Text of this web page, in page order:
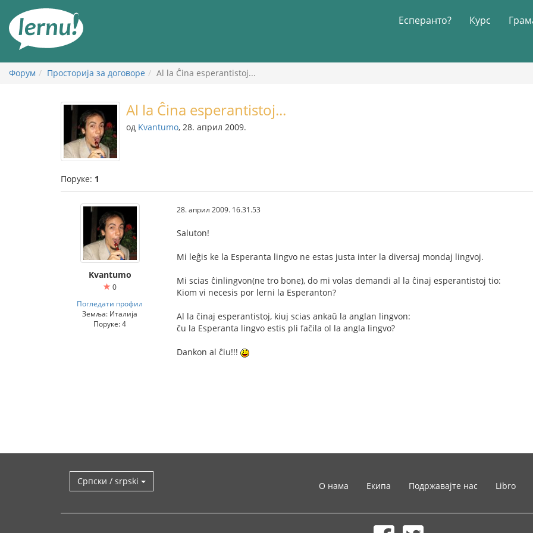
садржају
Есперанто? Курс
Форум Просторија за договоре Al la Ĉina esperantistoj...
Al la Ĉina esperantistoj...
од Kvantumo, 28. април 2009.
Поруке: 1
Kvantumo
0
Погледати профил
Земља: Италија
Поруке: 4
28. април 2009. 16.31.53
Saluton!
Mi leĝis ke la Esperanta lingvo ne estas justa inter la diversaj mondaj lingvoj.
Mi scias ĉinlingvon(ne tro bone), do mi volas demandi al la ĉinaj esperantistoj tio:
Kiom vi necesis por lerni la Esperanton?
Al la ĉinaj esperantistoj, kiuj scias ankaŭ la anglan lingvon:
ĉu la Esperanta lingvo estis pli faĉila ol la angla lingvo?
Dankon al ĉiu!!!
Српски / srpski О нама Екипа Подржавајте нас Libro